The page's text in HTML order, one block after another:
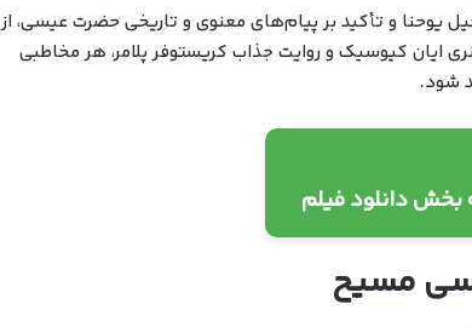
یوحنا و تأکید بر پیام‌های معنوی و تاریخی حضرت عیسی، از
ایان کیوسیک و روایت جذاب کریستوفر پلامر، هر مخاطبی
شود.
بخش دانلود فیلم
مسیح